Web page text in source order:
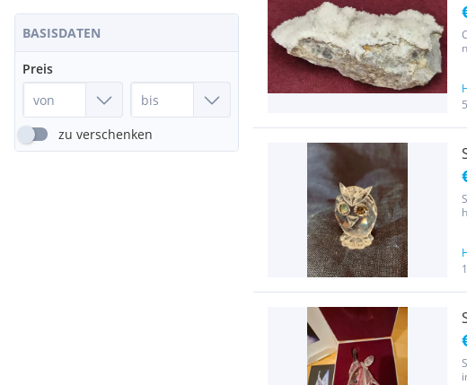
BASISDATEN
Preis
zu verschenken